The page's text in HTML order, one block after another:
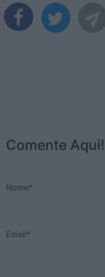
Comente Aqui!
Nome*
Email*